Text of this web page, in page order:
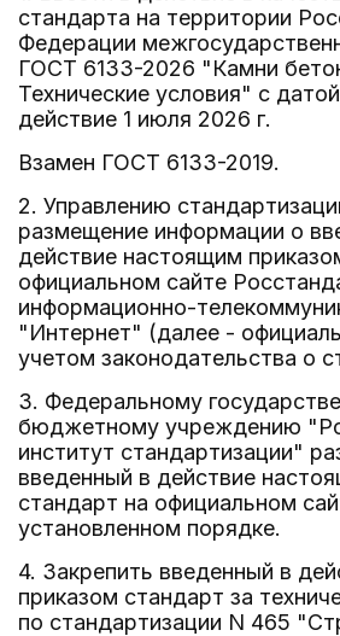
стандарта на территории
Федерации
ГОСТ 6133-2026 "Камни
Технические условия" с
действие 1 июля 2026 г.
Взамен ГОСТ 6133-2019.
2. Управлению
размещение информации о
действие настоящим
официальном сайте
информационно-
"Интернет" (далее -
учетом законодательства о
3. Федеральному
бюджетному учреждению
институт стандартизации"
введенный в действие
стандарт на официальном
установленном порядке.
4. Закрепить введенный в
приказом стандарт за
по стандартизации N 465